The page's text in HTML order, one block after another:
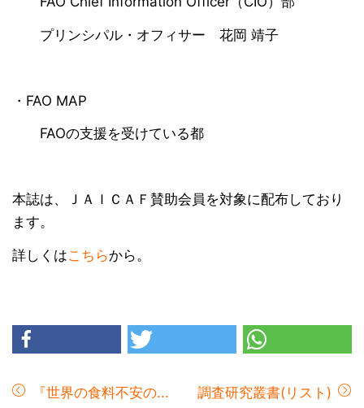
プリンシパル・オフィサー 花岡 靖子
・FAO MAP
FAOの支援を受けている都
本誌は、ＪＡＩＣＡＦ賛助会員を対象に配布しており
ます。
詳しくはこちらから。
『世界の食料不安の... 調査研究叢書(リスト)